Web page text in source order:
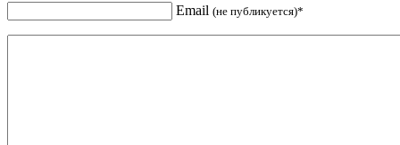
Email (не публикуется)*